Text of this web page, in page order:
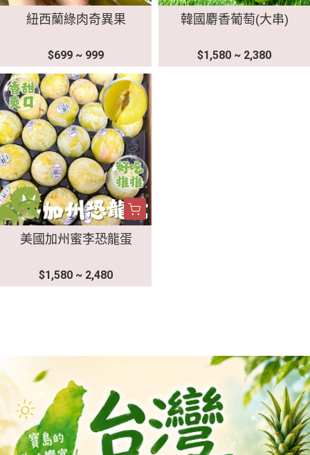
紐西蘭綠肉奇異果
$699 ~ 999
韓國麝香葡萄(大串)
$1,580 ~ 2,380
美國加州蜜李恐龍蛋
$1,580 ~ 2,480